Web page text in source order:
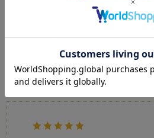
★ 2
絞り込み